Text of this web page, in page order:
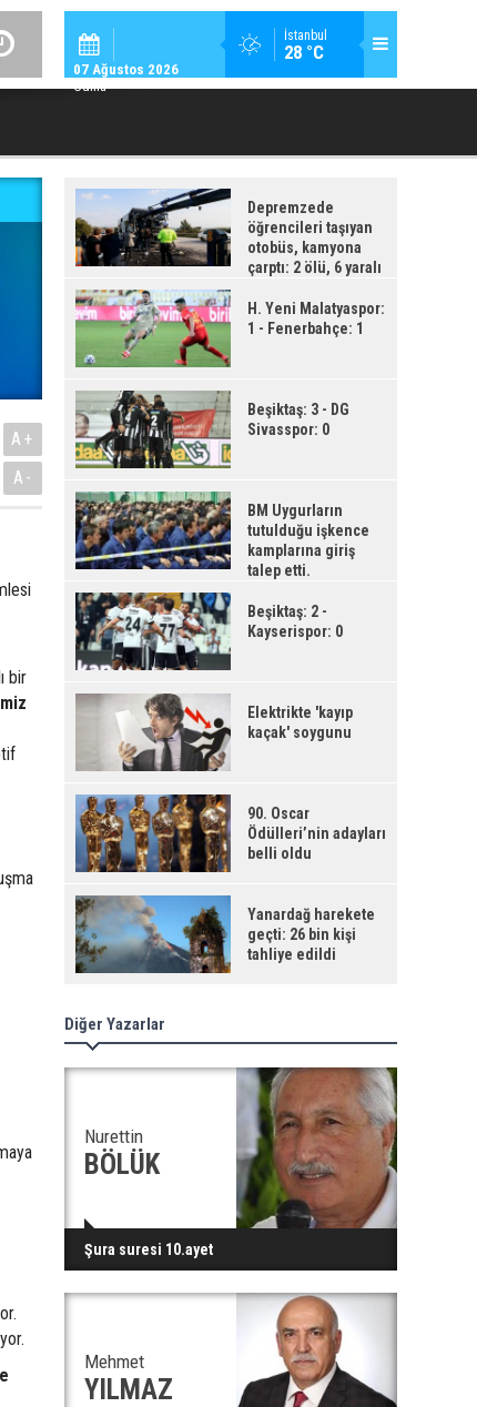
İstanbul
28 °C
07 Ağustos 2026
Cuma
YAD’DAN YENIDEN ALEVLENEN “ÇÖZÜM SÜRECI”NE ÇOK SERT
A+
A-
bir
Depremzede
öğrencileri taşıyan
otobüs, kamyona
çarptı: 2 ölü, 6 yaralı
H. Yeni Malatyaspor:
1 - Fenerbahçe: 1
Beşiktaş: 3 - DG
Sivasspor: 0
BM Uygurların
tutulduğu işkence
kamplarına giriş
talep etti.
Beşiktaş: 2 -
Kayserispor: 0
Elektrikte 'kayıp
kaçak' soygunu
90. Oscar
Ödülleri’nin adayları
belli oldu
Yanardağ harekete
geçti: 26 bin kişi
tahliye edildi
Diğer Yazarlar
Nurettin
BÖLÜK
Şura suresi 10.ayet
Mehmet
YILMAZ